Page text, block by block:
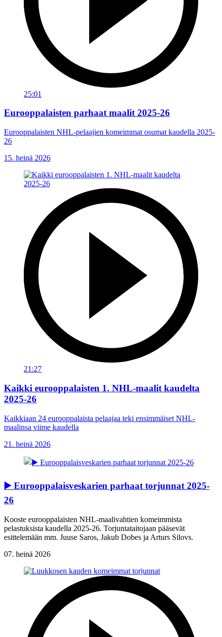
25:01
Eurooppalaisten parhaat maalit 2025-26
Eurooppalaisten NHL-pelaajien komeimmat osumat kaudella 2025-
26
15. heinä 2026
21:27
Kaikki eurooppalaisten 1. NHL-maalit kaudelta
2025-26
Kaikkiaan 24 eurooppalaista pelaajaa teki ensimmäiset NHL-
maalinsa viime kaudella
21. heinä 2026
▶️ Eurooppalaisveskarien parhaat torjunnat 2025-
26
Kooste eurooppalaisten NHL-maalivahtien komeimmista
pelastuksista kaudella 2025-26. Torjuntataitojaan pääsevät
esittelemään mm. Juuse Saros, Jakub Dobes ja Arturs Silovs.
07. heinä 2026